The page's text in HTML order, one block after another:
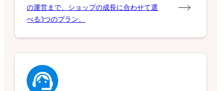
の運営まで、ショップの成長に合わせて選
べる3つのプラン。